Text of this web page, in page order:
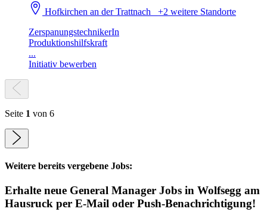
Hofkirchen an der Trattnach+2 weitere Standorte
ZerspanungstechnikerIn
Produktionshilfskraft
...
Initiativ bewerben
Seite 1 von 6
Weitere bereits vergebene Jobs:
Erhalte neue General Manager Jobs in Wolfsegg am
Hausruck per E-Mail oder Push-Benachrichtigung!